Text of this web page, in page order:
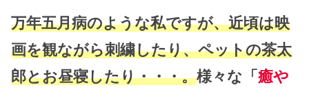
万年五月病のような私ですが、近頃は映
画を観ながら刺繍したり、ペットの茶太
郎とお昼寝したり・・・。様々な「 癒や